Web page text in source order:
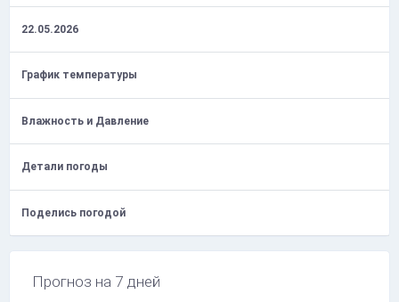
22.05.2026
График температуры
Влажность и Давление
Детали погоды
Поделись погодой
Прогноз на 7 дней